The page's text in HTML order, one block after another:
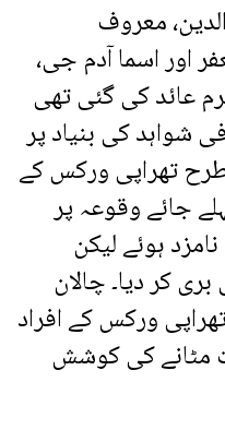
معروف
اور اسما آدم جی،
فردِ جرم عائد کی گئی تھی
شواہد کی بنیاد پر
تھراپی ورکس کے
جائے وقوعہ پر
ہوئے لیکن
کر دیا۔ چالان
ورکس کے افراد
مٹانے کی کوشش